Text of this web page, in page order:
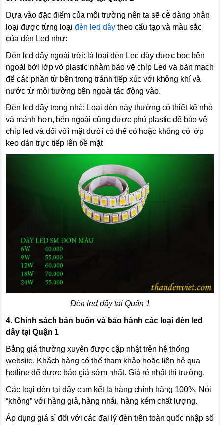
Dựa vào đặc điểm của môi trường nên ta sẽ dễ dàng phân
loại được từng loạiđèn led dây theo cấu tạo và màu sắc
của đèn Led như:
Đèn led dây ngoài trời: là loại đèn Led dây được bọc bên
ngoài bởi lớp vỏ plastic nhằm bảo vệ chip Led và bản mạch
để các phần từ bên trong tránh tiếp xúc với không khí và
nước từ môi trường bên ngoài tác động vào.
Đèn led dây trong nhà: Loại đèn này thường có thiết kế nhỏ
và mảnh hơn, bên ngoài cũng được phủ plastic để bảo vệ
chip led và đối với mặt dưới có thể có hoặc không có lớp
keo dán trực tiếp lên bề mặt
Đèn led dây tại Quận 1
4.Chính sách bán buôn và bảo hành các loại đèn led
dây tại Quận 1
Bảng giá thường xuyên được cập nhật trên hệ thống
website. Khách hàng có thể tham khảo hoặc liên hệ qua
hotline để được báo giá sớm nhất. Giá rẻ nhất thị trường.
Các loại đèn tại đây cam kết là hàng chính hãng 100%. Nói
“không” với hàng giả, hàng nhái, hàng kém chất lượng.
Áp dụng giá sỉ đối với các đại lý đèn trên toàn quốc nhập số